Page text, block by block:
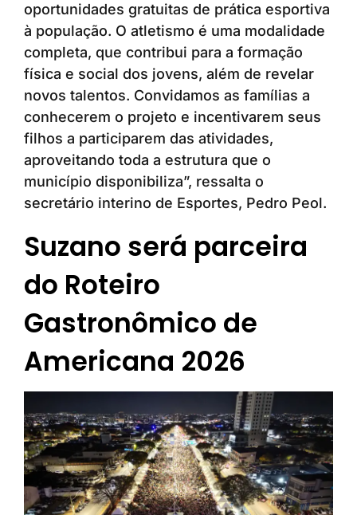
oportunidades gratuitas de prática esportiva
à população. O atletismo é uma modalidade
completa, que contribui para a formação
física e social dos jovens, além de revelar
novos talentos. Convidamos as famílias a
conhecerem o projeto e incentivarem seus
filhos a participarem das atividades,
aproveitando toda a estrutura que o
município disponibiliza”, ressalta o
secretário interino de Esportes, Pedro Peol.
Suzano será parceira
do Roteiro
Gastronômico de
Americana 2026